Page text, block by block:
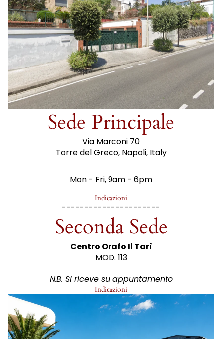
Sede Principale
Via Marconi 70
Torre del Greco, Napoli, Italy
Mon - Fri, 9am - 6pm
Indicazioni
----------------------
Seconda Sede
Centro Orafo Il Tarì
MOD. 113
N.B. Si riceve su appuntamento
Indicazioni